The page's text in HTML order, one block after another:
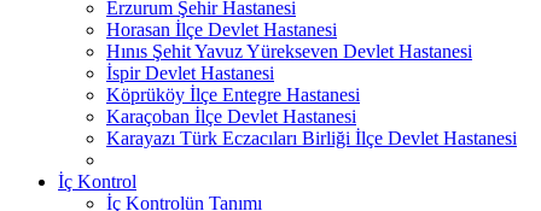
Erzurum Şehir Hastanesi
Horasan İlçe Devlet Hastanesi
Hınıs Şehit Yavuz Yürekseven Devlet Hastanesi
İspir Devlet Hastanesi
Köprüköy İlçe Entegre Hastanesi
Karaçoban İlçe Devlet Hastanesi
Karayazı Türk Eczacıları Birliği İlçe Devlet Hastanesi
İç Kontrol
İç Kontrolün Tanımı